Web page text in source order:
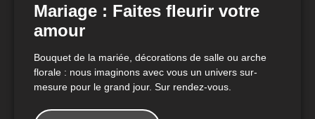
Mariage : Faites fleurir votre
amour
Bouquet de la mariée, décorations de salle ou arche
florale : nous imaginons avec vous un univers sur-
mesure pour le grand jour. Sur rendez-vous.